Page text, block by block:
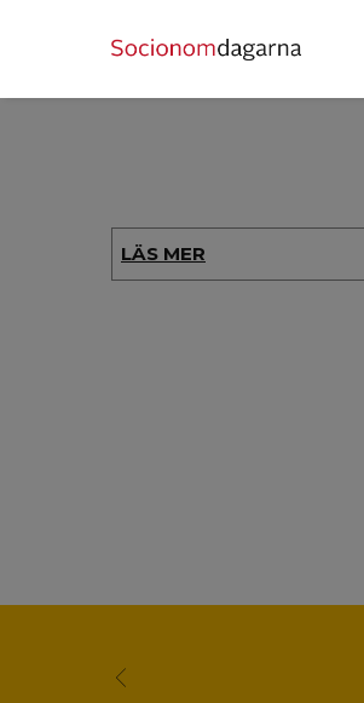
LÄS MER